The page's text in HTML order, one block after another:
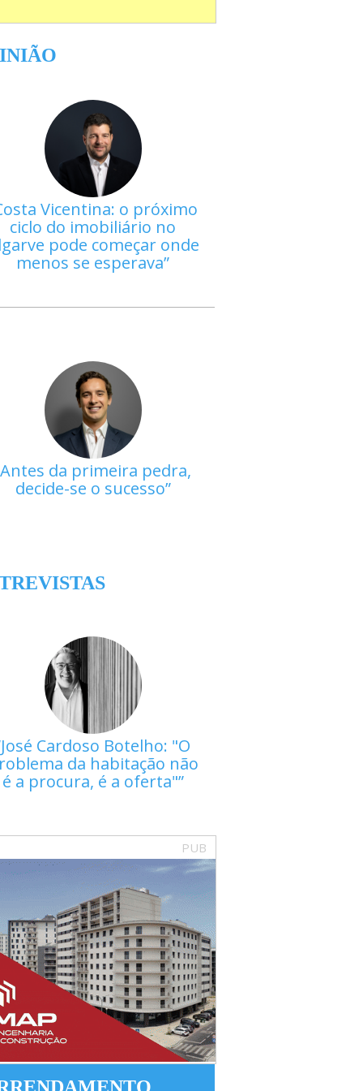
Vicentina: o próximo
ciclo do imobiliário no
pode começar onde
menos se esperava
Antes da primeira pedra,
decide-se o sucesso
José Cardoso Botelho: "O
da habitação não
é a procura, é a oferta"
PUB